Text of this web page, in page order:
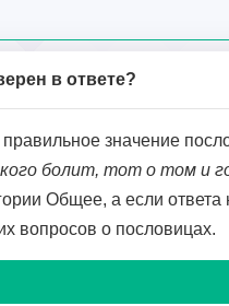
в ответе?
значение
болит, тот о том и
Общее, а если ответа
вопросов о пословицах.